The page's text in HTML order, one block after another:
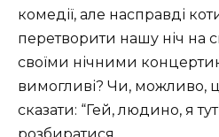
комедії, але насправді
перетворити нашу ніч на
своїми нічними
вимогливі? Чи, можливо,
сказати: “Гей, людино, я